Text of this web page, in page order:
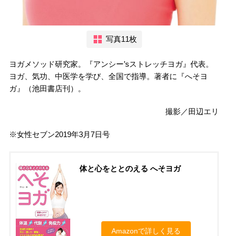
写真11枚
ヨガメソッド研究家。『アンシー’sストレッチヨガ』代表。
ヨガ、気功、中医学を学び、全国で指導。著者に『へそヨ
ガ』（池田書店刊）。
撮影／田辺エリ
※女性セブン2019年3月7日号
体と心をととのえる へそヨガ
Amazonで詳しく見る